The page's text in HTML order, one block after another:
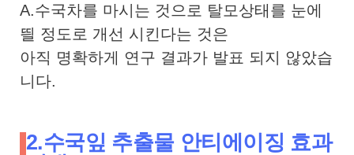
A.수국차를 마시는 것으로 탈모상태를 눈에
띌 정도로 개선 시킨다는 것은
아직 명확하게 연구 결과가 발표 되지 않았습
니다.
2.수국잎 추출물 안티에이징 효과